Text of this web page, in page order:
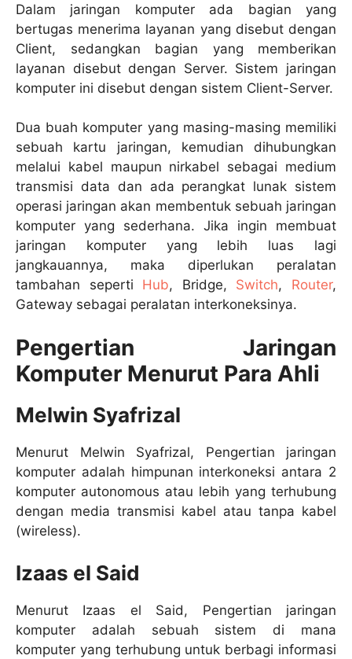
Dalam jaringan komputer ada bagian yang
bertugas menerima layanan yang disebut dengan
Client, sedangkan bagian yang memberikan
layanan disebut dengan Server. Sistem jaringan
komputer ini disebut dengan sistem Client-Server.
Dua buah komputer yang masing-masing memiliki
sebuah kartu jaringan, kemudian dihubungkan
melalui kabel maupun nirkabel sebagai medium
transmisi data dan ada perangkat lunak sistem
operasi jaringan akan membentuk sebuah jaringan
komputer yang sederhana. Jika ingin membuat
jaringan komputer yang lebih luas lagi
jangkauannya, maka diperlukan peralatan
tambahan seperti Hub, Bridge, Switch, Router,
Gateway sebagai peralatan interkoneksinya.
Pengertian Jaringan
Komputer Menurut Para Ahli
Melwin Syafrizal
Menurut Melwin Syafrizal, Pengertian jaringan
komputer adalah himpunan interkoneksi antara 2
komputer autonomous atau lebih yang terhubung
dengan media transmisi kabel atau tanpa kabel
(wireless).
Izaas el Said
Menurut Izaas el Said, Pengertian jaringan
komputer adalah sebuah sistem di mana
komputer yang terhubung untuk berbagi informasi